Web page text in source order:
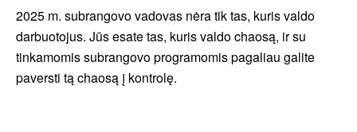
2025 m. subrangovo vadovas nėra tik tas, kuris valdo
darbuotojus. Jūs esate tas, kuris valdo chaosą, ir su
tinkamomis subrangovo programomis pagaliau galite
paversti tą chaosą į kontrolę.